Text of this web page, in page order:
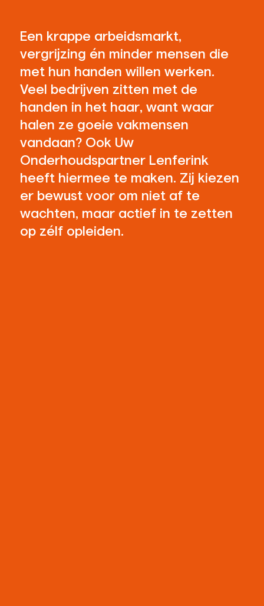
Een krappe arbeidsmarkt,
vergrijzing én minder mensen die
met hun handen willen werken.
Veel bedrijven zitten met de
handen in het haar, want waar
halen ze goeie vakmensen
vandaan? Ook Uw
Onderhoudspartner Lenferink
heeft hiermee te maken. Zij kiezen
er bewust voor om niet af te
wachten, maar actief in te zetten
op zélf opleiden.